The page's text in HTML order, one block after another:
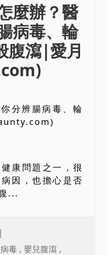
麼辦？醫
病毒、輪
腹瀉|愛月
康問題之一，很
因，也擔心是否
...
毒 , 嬰兒腹瀉 ,